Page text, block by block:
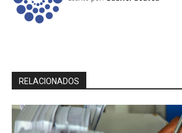
RELACIONADOS